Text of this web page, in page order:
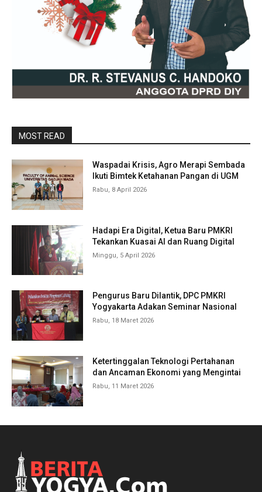
MOST READ
Waspadai Krisis, Agro Merapi Sembada
Ikuti Bimtek Ketahanan Pangan di UGM
Rabu, 8 April 2026
Hadapi Era Digital, Ketua Baru PMKRI
Tekankan Kuasai AI dan Ruang Digital
Minggu, 5 April 2026
Pengurus Baru Dilantik, DPC PMKRI
Yogyakarta Adakan Seminar Nasional
Rabu, 18 Maret 2026
Ketertinggalan Teknologi Pertahanan
dan Ancaman Ekonomi yang Mengintai
Rabu, 11 Maret 2026